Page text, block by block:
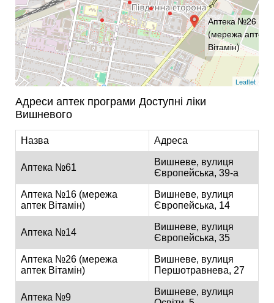
Аптека №26
(мережа аптек
Вітамін)
Leaflet
Адреси аптек програми Доступні ліки
Вишневого
Назва Адреса
Аптека №61
Вишневе, вулиця
Європейська, 39-а
Аптека №16 (мережа
аптек Вітамін)
Вишневе, вулиця
Європейська, 14
Аптека №14
Вишневе, вулиця
Європейська, 35
Аптека №26 (мережа
аптек Вітамін)
Вишневе, вулиця
Першотравнева, 27
Аптека №9
Вишневе, вулиця